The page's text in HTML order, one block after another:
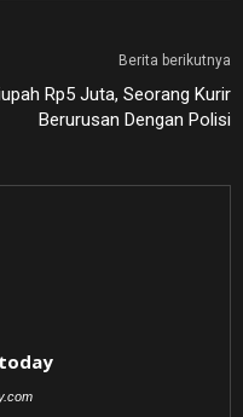
Berita berikutnya
Rp5 Juta, Seorang Kurir
Berurusan Dengan Polisi